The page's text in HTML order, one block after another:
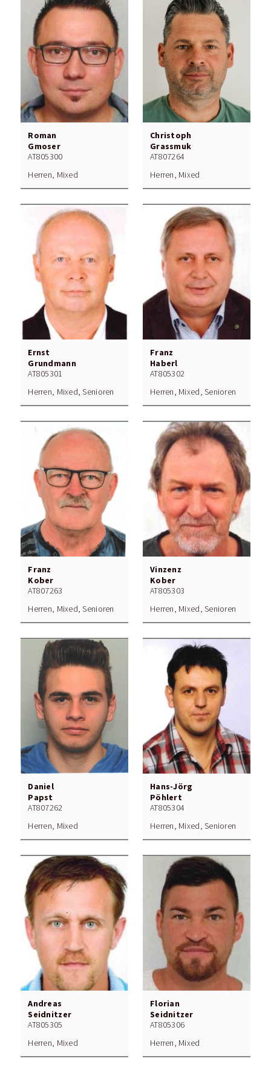
Roman
Gmoser
AT805300
Herren, Mixed
Christoph
Grassmuk
AT807264
Herren, Mixed
Ernst
Grundmann
AT805301
Herren, Mixed, Senioren
Franz
Haberl
AT805302
Herren, Mixed, Senioren
Franz
Kober
AT807263
Herren, Mixed, Senioren
Vinzenz
Kober
AT805303
Herren, Mixed, Senioren
Daniel
Papst
AT807262
Herren, Mixed
Hans-Jörg
Pöhlert
AT805304
Herren, Mixed, Senioren
Andreas
Seidnitzer
AT805305
Herren, Mixed
Florian
Seidnitzer
AT805306
Herren, Mixed